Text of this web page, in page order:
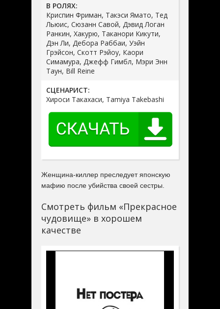
В РОЛЯХ:
Криспин Фриман, Такэси Ямато, Тед
Льюис, Сюзанн Савой, Дэвид Логан
Ранкин, Хакурю, Таканори Кикути,
Дэн Ли, Дебора Раббаи, Уэйн
Грэйсон, Скотт Рэйоу, Каори
Симамура, Джефф Гимбл, Мэри Энн
Таун, Bill Reine
СЦЕНАРИСТ:
Хироси Такахаси, Tamiya Takebashi
Женщина-киллер преследует японскую
мафию после убийства своей сестры.
Смотреть фильм «Прекрасное
чудовище» в хорошем
качестве